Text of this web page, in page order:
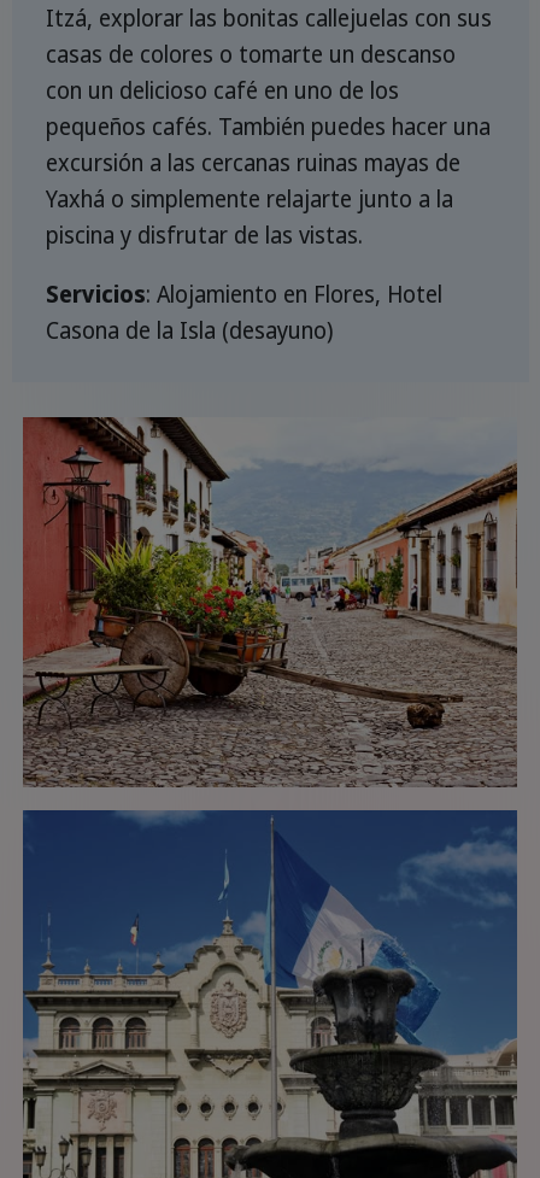
Itzá, explorar las bonitas callejuelas con sus
casas de colores o tomarte un descanso
con un delicioso café en uno de los
pequeños cafés. También puedes hacer una
excursión a las cercanas ruinas mayas de
Yaxhá o simplemente relajarte junto a la
piscina y disfrutar de las vistas.
Servicios: Alojamiento en Flores, Hotel
Casona de la Isla (desayuno)